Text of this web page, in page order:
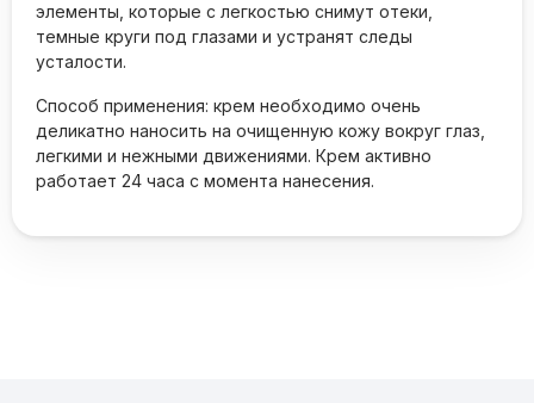
элементы, которые с легкостью снимут отеки,
темные круги под глазами и устранят следы
усталости.
Способ применения: крем необходимо очень
деликатно наносить на очищенную кожу вокруг глаз,
легкими и нежными движениями. Крем активно
работает 24 часа с момента нанесения.